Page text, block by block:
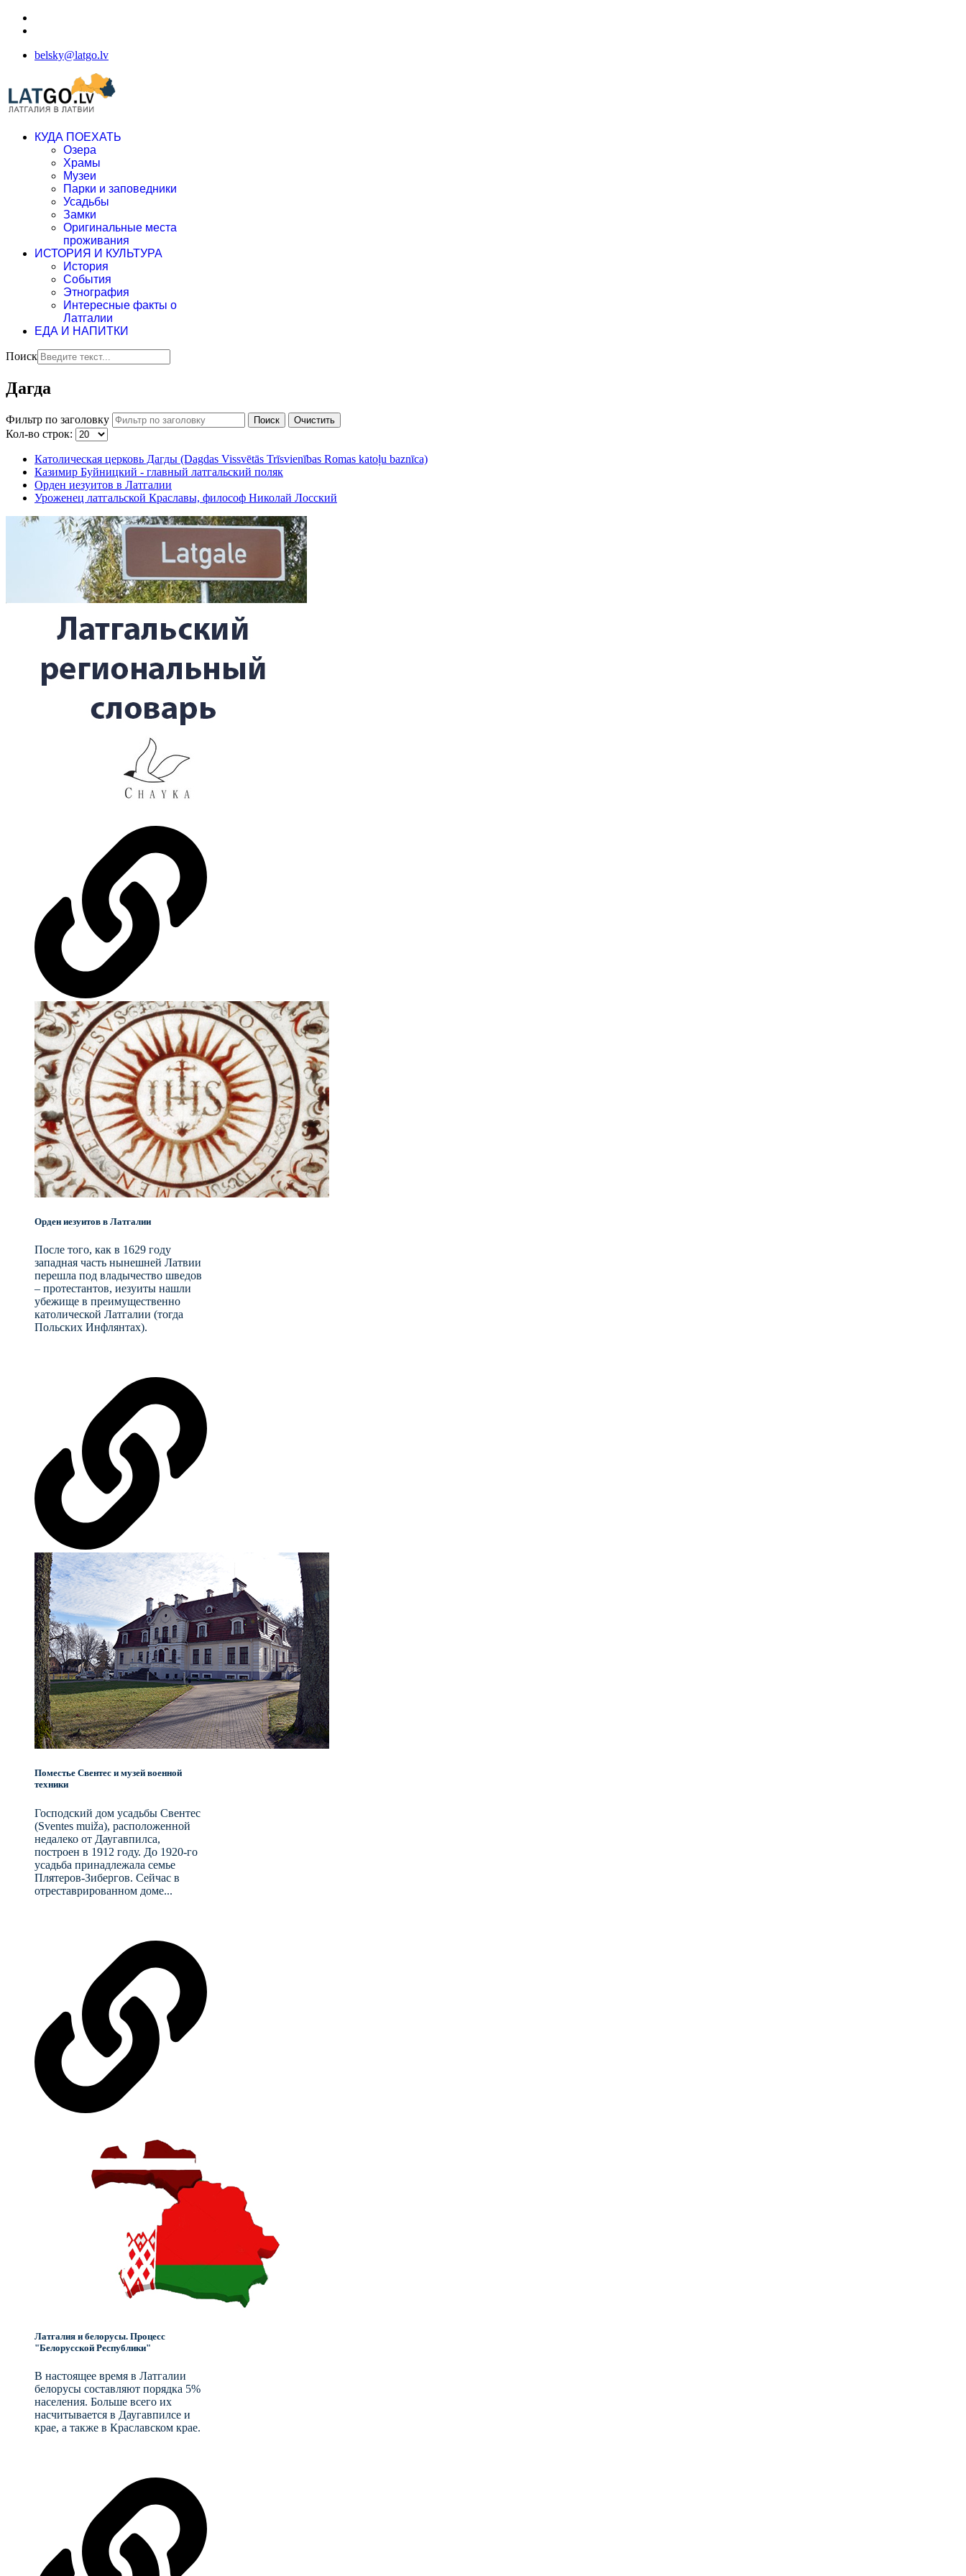
belsky@latgo.lv
КУДА ПОЕХАТЬ
Озера
Храмы
Музеи
Парки и заповедники
Усадьбы
Замки
Оригинальные места
проживания
ИСТОРИЯ И КУЛЬТУРА
История
События
Этнография
Интересные факты о
Латгалии
ЕДА И НАПИТКИ
Поиск
Дагда
Фильтр по заголовку Поиск Очистить
Кол-во строк:
Католическая церковь Дагды (Dagdas Vissvētās Trīsvienības Romas katoļu baznīca)
Казимир Буйницкий - главный латгальский поляк
Орден иезуитов в Латгалии
Уроженец латгальской Краславы, философ Николай Лосский
Орден иезуитов в Латгалии
После того, как в 1629 году
западная часть нынешней Латвии
перешла под владычество шведов
– протестантов, иезуиты нашли
убежище в преимущественно
католической Латгалии (тогда
Польских Инфлянтах).
Поместье Свентес и музей военной
техники
Господский дом усадьбы Свентес
(Sventes muiža), расположенной
недалеко от Даугавпилса,
построен в 1912 году. До 1920-го
усадьба принадлежала семье
Плятеров-Зибергов. Сейчас в
отреставрированном доме...
Латгалия и белорусы. Процесс
"Белорусской Республики"
В настоящее время в Латгалии
белорусы составляют порядка 5%
населения. Больше всего их
насчитывается в Даугавпилсе и
крае, а также в Краславском крае.